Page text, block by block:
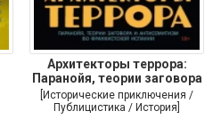
Архитекторы террора:
Паранойя, теории заговора
и
[Исторические приключения /
Публицистика / История]